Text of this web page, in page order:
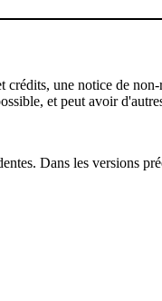
une notice de
et peut avoir
Dans les versions